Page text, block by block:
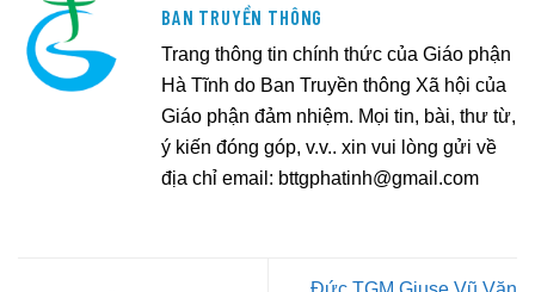
BAN TRUYỀN THÔNG
Trang thông tin chính thức của Giáo phận
Hà Tĩnh do Ban Truyền thông Xã hội của
Giáo phận đảm nhiệm. Mọi tin, bài, thư từ,
ý kiến đóng góp, v.v.. xin vui lòng gửi về
địa chỉ email: bttgphatinh@gmail.com